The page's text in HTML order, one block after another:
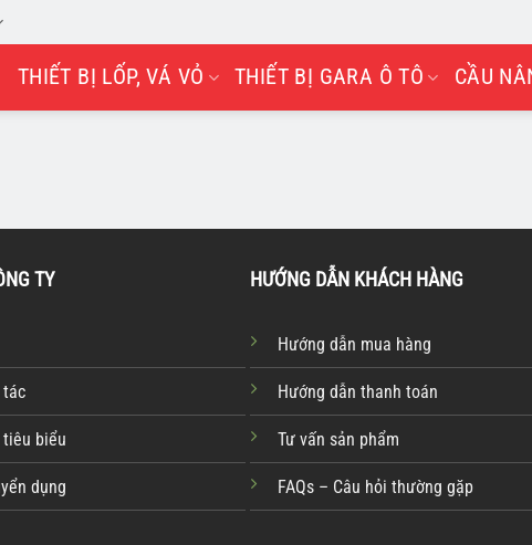
THIẾT BỊ LỐP, VÁ VỎ THIẾT BỊ GARA Ô TÔ CẦU
TY
tác
tiêu biểu
dụng
HƯỚNG DẪN KHÁCH HÀNG
Hướng dẫn mua hàng
Hướng dẫn thanh toán
Tư vấn sản phẩm
FAQs – Câu hỏi thường gặp